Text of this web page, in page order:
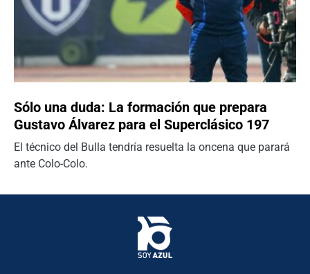
Sólo una duda: La formación que prepara
Gustavo Álvarez para el Superclásico 197
El técnico del Bulla tendría resuelta la oncena que parará
ante Colo-Colo.